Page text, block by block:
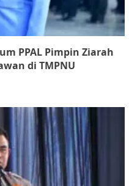
PPAL Pimpin Ziarah
di TMPNU